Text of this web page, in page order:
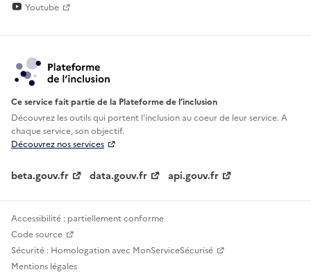
Youtube
Ce service fait partie de la Plateforme de l’inclusion
Découvrez les outils qui portent l'inclusion aucoeur de leur service. A
chaque service, son objectif.
Découvrez nos services
beta.gouv.fr data.gouv.fr api.gouv.fr
Accessibilité : partiellement conforme
Code source
Sécurité : Homologation avec MonServiceSécurisé
Mentions légales